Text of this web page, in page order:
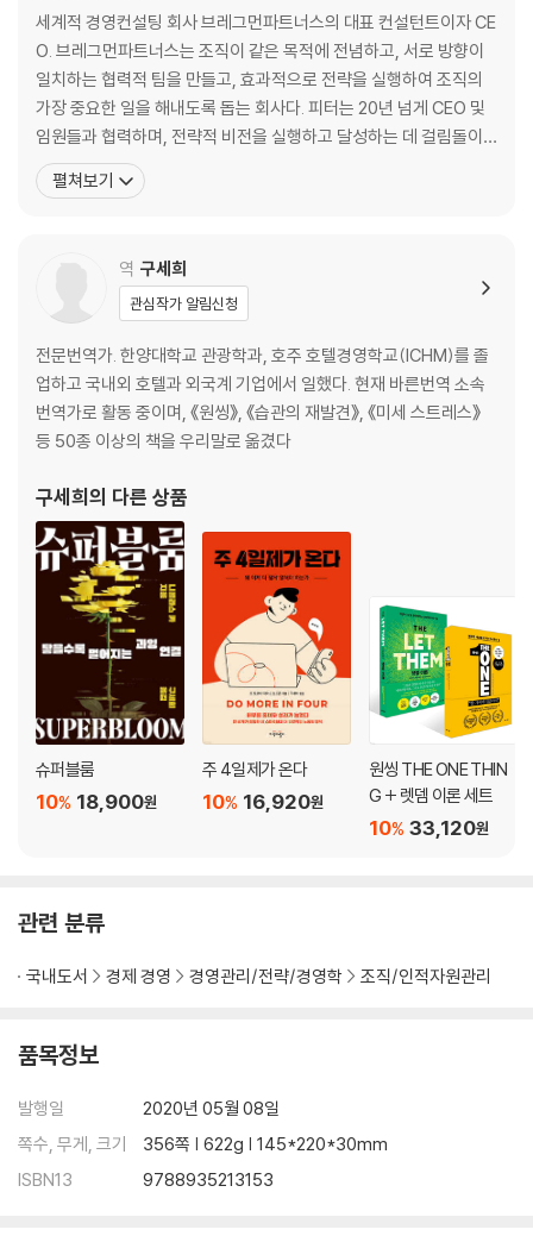
09 늘 미래의 자기 모습을 그려보라: 앞으로 나아가기 위해 자신에게 집중
하는 법
10 전략적이고 의도적으로 행동하라: 에너지를 영리하게 사용하는 5단계
11 자신을 찾느라 너무 애쓰지 마라: 일과 휴식 사이에 경계를 만드는 법
12 매 순간에 온전히 집중하라: 웃음이 성공의 측정 기준인 까닭
2부. 사람들과 유대를 맺는다
13 신뢰의 효과: 어느 한구석 빠짐없이 우수한 기업의 진짜 비결
14 상대의 이야기를 주의 깊게 들어라: 사람의 마음을 여는 경청의 마법
15 남들에게 호기심을 가져라: 사람은 성격 테스트로 정의될 수 없다
16 해결책이 안 나오면 문제를 의심하라: 엉뚱한 문제를 해결하려고 애쓰
는 건 아닌가
17 도움이 되어라: 어쩌지 못할 상황에서도 문제 해결하기
18 상대의 시각에서 보라: 영업 기회를 놓치지 않는 법
4장. 믿을 만한 사람이 되라
19 친절함에는 전염성이 있다: 자신의 슈퍼파워를 바람직한 방향으로 사
용하는 법
20 두려운 대화일수록 맞서라: 가장 두려워하는 것을 이야기하는 법
21 결론부터 말하라: 힘든 대화를 시작하는 방법
22 분노의 폭발을 막아라: 감정이 격해진 순간의 요령 있는 대화
23 자신이 한 일은 책임져라: 즉시 믿을 만한 사람으로 만드는 사과의 기술
24 당신이 보고 있음을 알려주어라: 완벽한 상여를 하는 가장 확실한 방법
5장. 초점을 맞추라
25 감정을 드러내는 데 두려워 마라: 초점에 활기를 불어넣는 감정의 힘
28 초점을 필터로 이용하라: 조직을 나아가게 하는 일에만 집중하는 법
30 때로는 말을 적게 하는 것이 낫다: 사려 깊은 침묵이 필요한 순간
6장. 에너지를 모아라
31 팀의 에너지를 한데 모아라: 리더가 팀 내에서 육성해야 할 3가지 자질
32 처음부터 참여하라: 팀원들의 에너지는 주인의식에서 나온다
34 책임의식 창출하기: 책임의식 문화를 구축하는 5가지 구성 요소
35 스스로 하게 놔두라: 통제하지 않고 리드하는 법
세계적 경영컨설팅 회사 브레그먼파트너스의 대표 컨설턴트이자 CE
O. 브레그먼파트너스는 조직이 같은 목적에 전념하고, 서로 방향이
일치하는 협력적 팀을 만들고, 효과적으로 전략을 실행하여 조직의
가장 중요한 일을 해내도록 돕는 회사다. 피터는 20년 넘게 CEO 및
임원들과 협력하며, 전략적 비전을 실행하고 달성하는 데 걸림돌이
되는 치명적인 리더십과 조직적 간극을 찾아내 해결하도록 돕고 있
다. Inc.com 선정 100대 리더십 강사 중 한 명인 저자는 리더십 개
펼쳐보기
역 구세희
관심작가 알림신청
전문번역가. 한양대학교 관광학과, 호주 호텔경영학교(ICHM)를 졸
업하고 국내외 호텔과 외국계 기업에서 일했다. 현재 바른번역 소속
번역가로 활동 중이며, 《원씽》, 《습관의 재발견》, 《미세 스트레스》
등 50종 이상의 책을 우리말로 옮겼다
구세희의 다른 상품
슈퍼블룸
18,900원
10%
주 4일제가 온다
16,920원
10%
원씽 THE ONE THIN
G + 렛뎀 이론 세트
33,120원
10%
관련 분류
국내도서 경제 경영 경영관리/전략/경영학 조직/인적자원관리
품목정보
발행일
2020년 05월 08일
쪽수, 무게, 크기
356쪽 | 622g | 145*220*30mm
ISBN13
9788935213153